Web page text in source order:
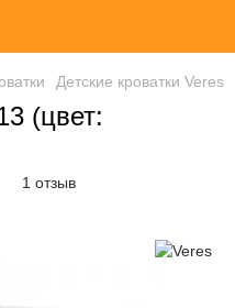
Детские кроватки Veres
(цвет:
1 отзыв